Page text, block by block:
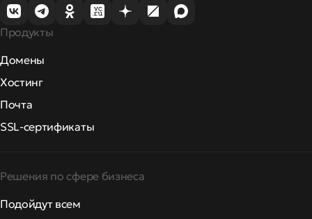
Продукты
Домены
Хостинг
Почта
SSL-сертификаты
Решения по сфере бизнеса
Подойдут всем